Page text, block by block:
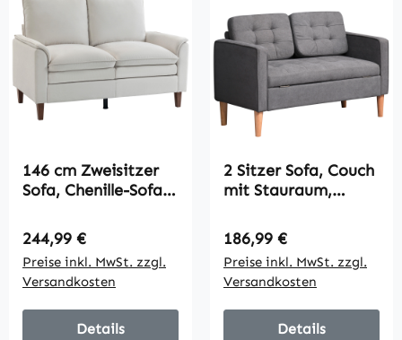
146 cm Zweisitzer
Sofa, Chenille-Sofa
Polsterung,
Federkissen, tiefem
Sitz, hoher
Rückenlehne,
Cremeweiß
Regulärer Preis:
244,99 €
Preise inkl. MwSt. zzgl.
Versandkosten
Details
2 Sitzer Sofa, Couch
mit Stauraum,
gepolstertes
Polstersofa mit
Samtoptik für
Wohnzimmer,
Schlafzimmer, 117x
62 x 78 cm, Grau
Regulärer Preis:
186,99 €
Preise inkl. MwSt. zzgl.
Versandkosten
Details